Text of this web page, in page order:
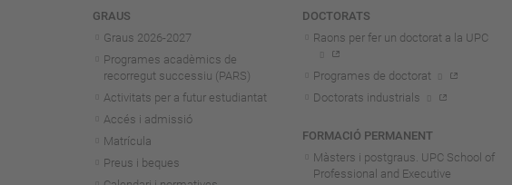
Navegació
GRAUS
Graus 2026-2027
Programes acadèmics de
recorregut successiu (PARS)
Activitats per a futur estudiantat
Accés i admissió
Matrícula
Preus i beques
DOCTORATS
Raons per fer un doctorat a la UPC
Programes de doctorat
Doctorats industrials
FORMACIÓ PERMANENT
Màsters i postgraus. UPC School of
Professional and Executive